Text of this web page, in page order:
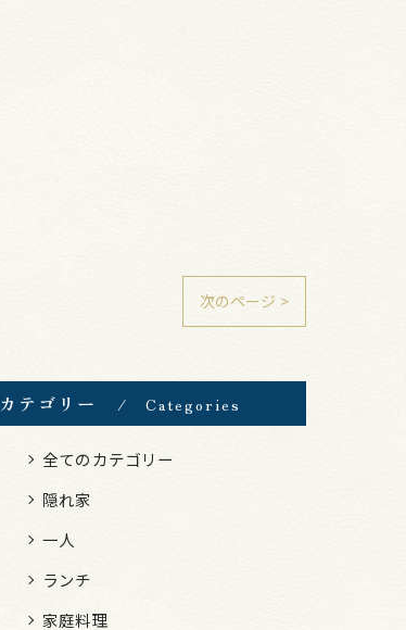
次のページ >
カテゴリー Categories
全てのカテゴリー
隠れ家
一人
ランチ
家庭料理